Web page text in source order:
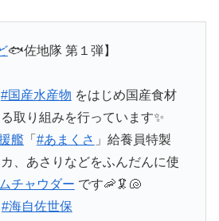
🐟佐地隊 第１弾】
#国産水産物 をはじめ国産食材
取り組みを行っています✨
艦「 #あまくさ 」給養員特製
、あさりなどをふんだんに使
チャウダー です🦐🦑🐚
#海自佐世保